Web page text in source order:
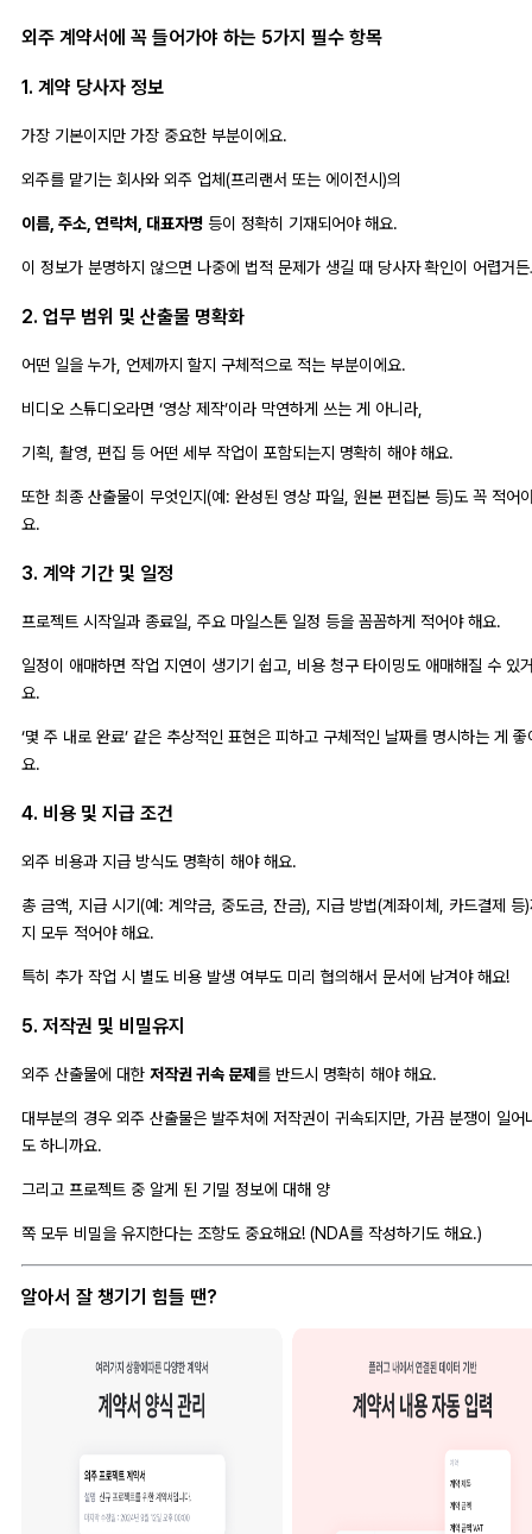
외주 계약서에 꼭 들어가야 하는 5가지 필수 항목
1. 계약 당사자 정보
가장 기본이지만 가장 중요한 부분이에요.
외주를 맡기는 회사와 외주 업체(프리랜서 또는 에이전시)의
이름, 주소, 연락처, 대표자명 등이 정확히 기재되어야 해요.
이 정보가 분명하지 않으면 나중에 법적 문제가 생길 때 당사자 확인이 어렵거
2. 업무 범위 및 산출물 명확화
어떤 일을 누가, 언제까지 할지 구체적으로 적는 부분이에요.
비디오 스튜디오라면 ‘영상 제작’이라 막연하게 쓰는 게 아니라,
기획, 촬영, 편집 등 어떤 세부 작업이 포함되는지 명확히 해야 해요.
또한 최종 산출물이 무엇인지(예: 완성된 영상 파일, 원본 편집본 등)도 꼭 적어
요.
3. 계약 기간 및 일정
프로젝트 시작일과 종료일, 주요 마일스톤 일정 등을 꼼꼼하게 적어야 해요.
일정이 애매하면 작업 지연이 생기기 쉽고, 비용 청구 타이밍도 애매해질 수 있
요.
‘몇 주 내로 완료’ 같은 추상적인 표현은 피하고 구체적인 날짜를 명시하는 게 좋
요.
4. 비용 및 지급 조건
외주 비용과 지급 방식도 명확히 해야 해요.
총 금액, 지급 시기(예: 계약금, 중도금, 잔금), 지급 방법(계좌이체, 카드결제 등
지 모두 적어야 해요.
특히 추가 작업 시 별도 비용 발생 여부도 미리 협의해서 문서에 남겨야 해요!
5. 저작권 및 비밀유지
외주 산출물에 대한 저작권 귀속 문제 를 반드시 명확히 해야 해요.
대부분의 경우 외주 산출물은 발주처에 저작권이 귀속되지만, 가끔 분쟁이 일어
도 하니까요.
그리고 프로젝트 중 알게 된 기밀 정보에 대해 양
쪽 모두 비밀을 유지한다는 조항도 중요해요! (NDA를 작성하기도 해요.)
알아서 잘 챙기기 힘들 땐?